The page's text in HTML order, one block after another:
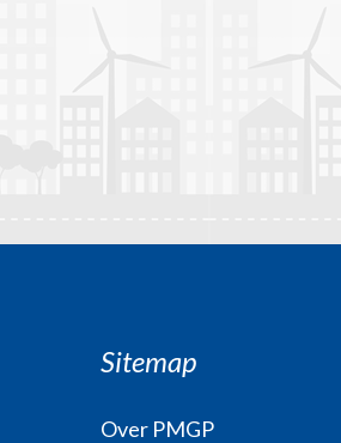
Sitemap
Over PMGP